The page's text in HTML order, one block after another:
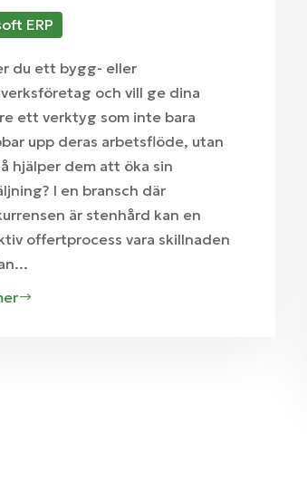
ERP
du ett bygg- eller
och vill ge dina
ett verktyg som inte bara
upp deras arbetsflöde, utan
hjälper dem att öka sin
I en bransch där
är stenhård kan en
offertprocess vara skillnaden